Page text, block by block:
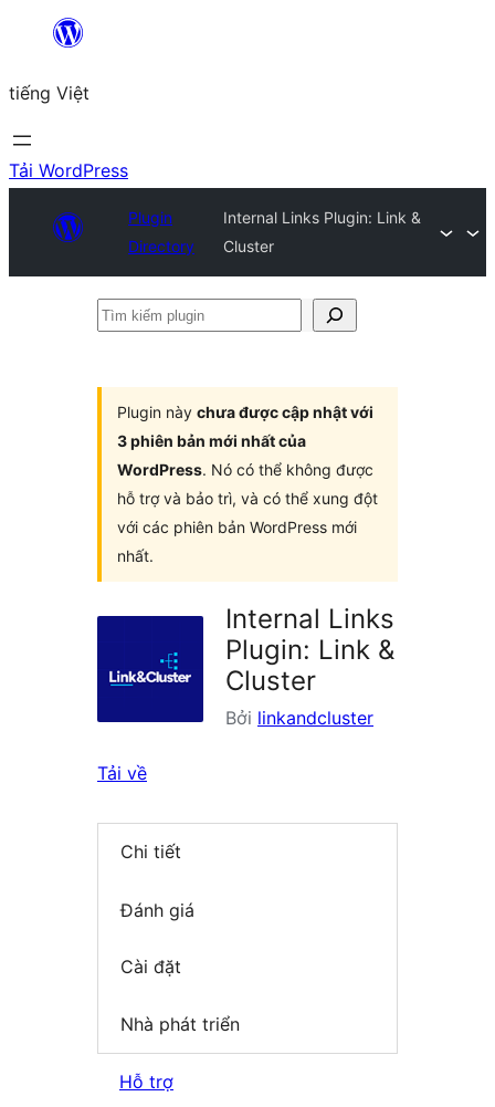
Chuyển
phần
nội
dung
tiếng Việt
Tải WordPress
Plugin
Directory
Internal Links Plugin: Link &
Cluster
Tìm
Plugin này chưa được cập nhật với
3 phiên bản mới nhất của
WordPress. Nó có thể không được
hỗ trợ và bảo trì, và có thể xung đột
với các phiên bản WordPress mới
nhất.
Internal Links
Plugin: Link &
Cluster
Bởi linkandcluster
Tải về
Chi tiết
Đánh giá
Cài đặt
Nhà phát triển
Hỗ trợ